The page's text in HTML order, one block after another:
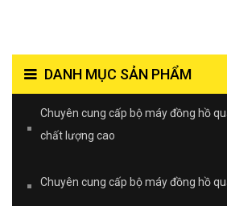
DANH MỤC SẢN PHẨM
Chuyên cung cấp bộ máy đồng hồ
chất lượng cao
Chuyên cung cấp bộ máy đồng hồ